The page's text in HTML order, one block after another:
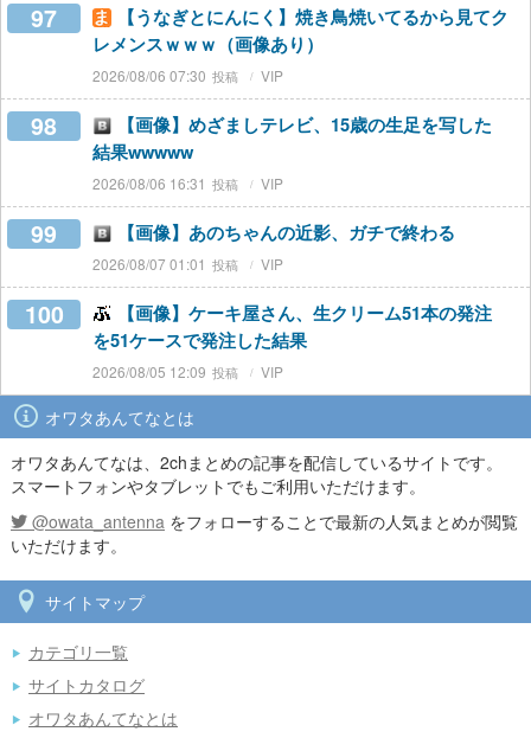
97
【うなぎとにんにく】焼き鳥焼いてるから見てク
レメンスｗｗｗ（画像あり）
2026/08/06 07:30 VIP
98
【画像】めざましテレビ、15歳の生足を写した
結果wwwww
2026/08/06 16:31 VIP
99 【画像】あのちゃんの近影、ガチで終わる
2026/08/07 01:01 VIP
100
【画像】ケーキ屋さん、生クリーム51本の発注
を51ケースで発注した結果
2026/08/05 12:09 VIP
オワタあんてなとは
オワタあんてなは、2chまとめの記事を配信しているサイトです。
スマートフォンやタブレットでもご利用いただけます。
@owata_antenna をフォローすることで最新の人気まとめが閲覧
いただけます。
サイトマップ
カテゴリ一覧
サイトカタログ
オワタあんてなとは